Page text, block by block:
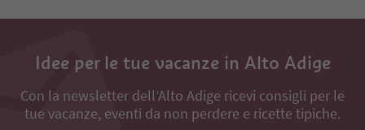
Idee per le tue vacanze in Alto Adige
Con la newsletter dell’Alto Adige ricevi consigli per le
tue vacanze, eventi da non perdere e ricette tipiche.